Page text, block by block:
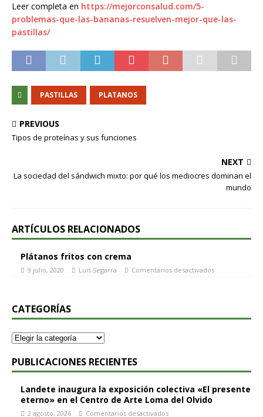
Leer completa en https://mejorconsalud.com/5-
problemas-que-las-bananas-resuelven-mejor-que-las-
pastillas/
PASTILLAS PLATANOS
PREVIOUS
Tipos de proteínas y sus funciones
NEXT
La sociedad del sándwich mixto: por qué los mediocres dominan el
mundo
ARTÍCULOS RELACIONADOS
Plátanos fritos con crema
9 julio, 2020 Luis Segarra Comentarios desactivados
CATEGORÍAS
PUBLICACIONES RECIENTES
Landete inaugura la exposición colectiva «El presente
eterno» en el Centro de Arte Loma del Olvido
2 agosto, 2026 Comentarios desactivados